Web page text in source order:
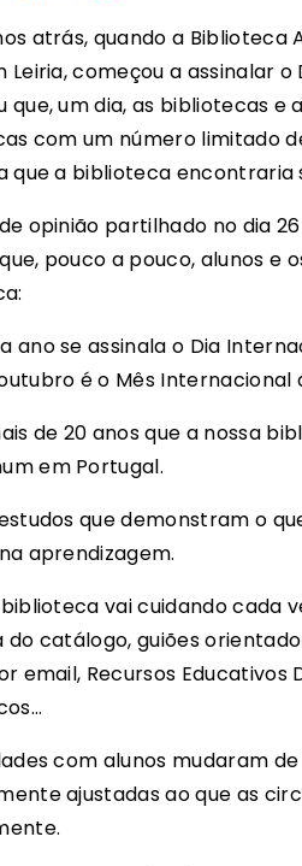
atrás, quando a Biblioteca
Leiria, começou a assinalar
que, um dia, as bibliotecas e
com um número limitado
que a biblioteca
opinião partilhado no dia
pouco a pouco, alunos e
ano se assinala o Dia
é o Mês Internacional
de 20 anos que a nossa
em Portugal.
que demonstram o
aprendizagem.
vai cuidando cada
do catálogo, guiões
email, Recursos
com alunos mudaram
ajustadas ao que as